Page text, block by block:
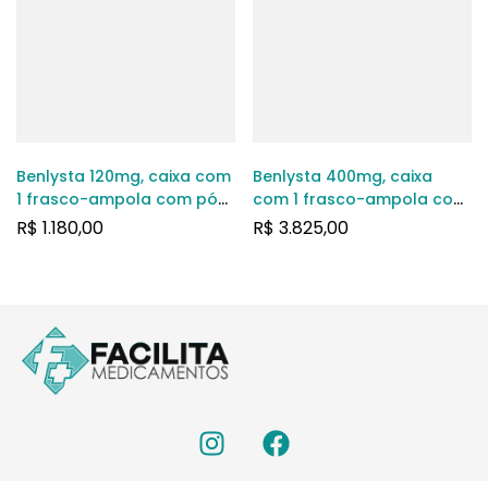
Benlysta 120mg, caixa com
1 frasco-ampola com pó
para solução de uso
R$ 1.180,00
Benlysta 400mg, caixa
com 1 frasco-ampola com
pó para solução de uso
R$ 3.825,00